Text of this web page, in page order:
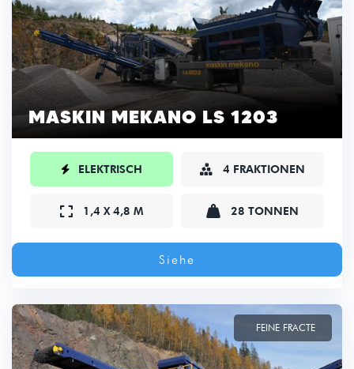
MASKIN MEKANO LS 1203
 ELEKTRISCH  4 FRAKTIONEN
 1,4 X 4,8 M  28 TONNEN
Siehe
FEINE FRACTE